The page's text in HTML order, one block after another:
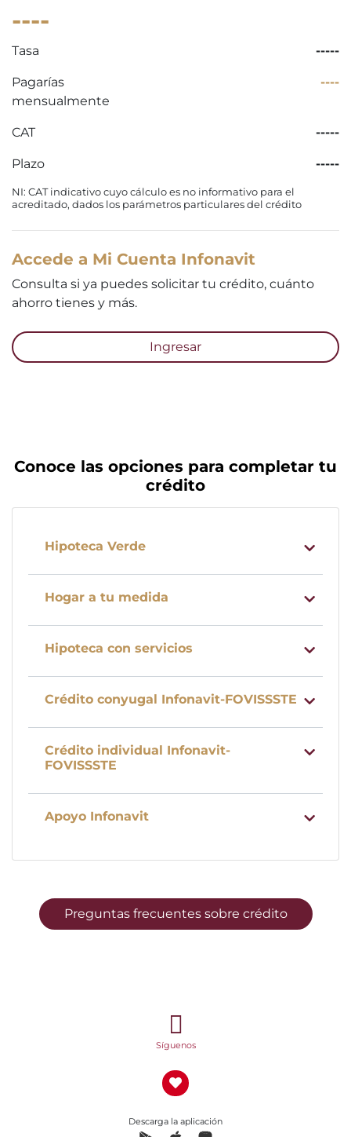
----
Tasa -----
Pagarías
mensualmente
----
CAT -----
Plazo -----
NI: CAT indicativo cuyo cálculo es no informativo para el
acreditado, dados los parámetros particulares del crédito
Accede a Mi Cuenta Infonavit
Consulta si ya puedes solicitar tu crédito, cuánto
ahorro tienes y más.
Ingresar
Conoce las opciones para completar tu
crédito
Hipoteca Verde
Hogar a tu medida
Hipoteca con servicios
Crédito conyugal Infonavit-FOVISSSTE
Crédito individual Infonavit-
FOVISSSTE
Apoyo Infonavit
Preguntas frecuentes sobre crédito
Síguenos
Descarga la aplicación